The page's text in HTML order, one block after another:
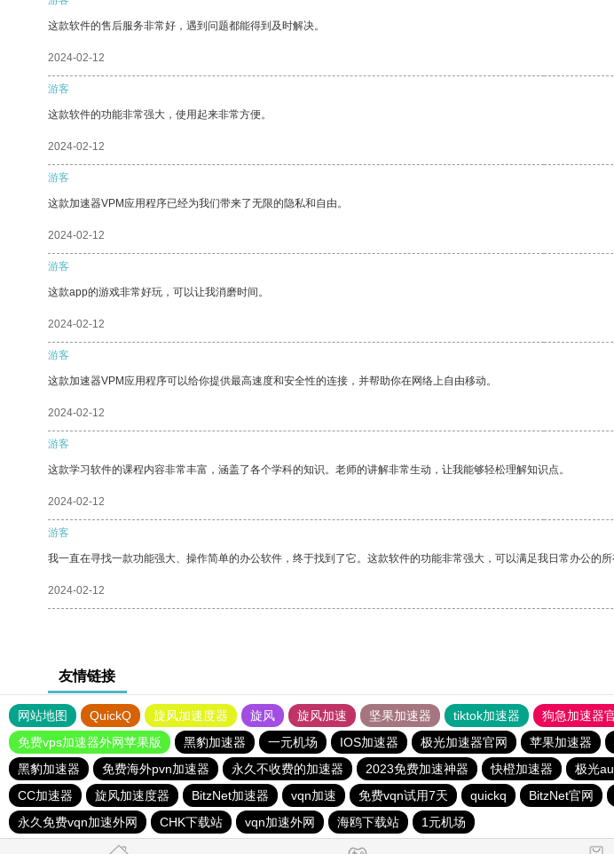
这款软件的售后服务非常好，遇到问题都能得到及时解决。
2024-02-12
游客
这款软件的功能非常强大，使用起来非常方便。
2024-02-12
游客
这款加速器VPM应用程序已经为我们带来了无限的隐私和自由。
2024-02-12
游客
这款app的游戏非常好玩，可以让我消磨时间。
2024-02-12
游客
这款加速器VPM应用程序可以给你提供最高速度和安全性的连接，并帮助你在网络上自由移动。
2024-02-12
游客
这款学习软件的课程内容非常丰富，涵盖了各个学科的知识。老师的讲解非常生动，让我能够轻松理解知识点。
2024-02-12
游客
我一直在寻找一款功能强大、操作简单的办公软件，终于找到了它。这款软件的功能非常强大，可以满足我日常办公的
2024-02-12
友情链接
网站地图 QuickQ 旋风加速度器 旋风 旋风加速 坚果加速器 tiktok加速器 狗急加速器
免费vps加速器外网苹果版
黑豹加速器 一元机场 IOS加速器 极光加速器官网 苹果加速器
黑豹加速器
免费海外pvn加速器 永久不收费的加速器 2023免费加速神器 快橙加速器 极光
CC加速器
旋风加速度器 BitzNet加速器 vqn加速 免费vqn试用7天 quickq BitzNet官网
永久免费vqn加速外网
CHK下载站 vqn加速外网 海鸥下载站 1元机场